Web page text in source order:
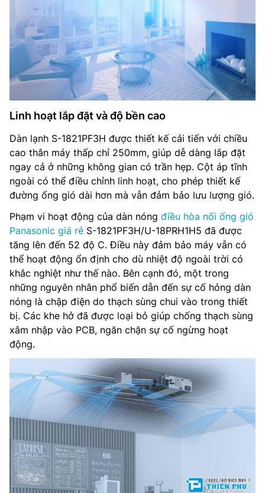
Linh hoạt lắp đặt và độ bền cao
Dàn lạnh S-1821PF3H được thiết kế cải tiến với chiều
cao thân máy thấp chỉ 250mm, giúp dễ dàng lắp đặt
ngay cả ở những không gian có trần hẹp. Cột áp tĩnh
ngoài có thể điều chỉnh linh hoạt, cho phép thiết kế
đường ống gió dài hơn mà vẫn đảm bảo lưu lượng gió.
Phạm vi hoạt động của dàn nóng điều hòa nối ống gió
Panasonic giá rẻ S-1821PF3H/U-18PRH1H5 đã được
tăng lên đến 52 độ C. Điều này đảm bảo máy vẫn có
thể hoạt động ổn định cho dù nhiệt độ ngoài trời có
khắc nghiệt như thế nào. Bên cạnh đó, một trong
những nguyên nhân phổ biến dẫn đến sự cố hỏng dàn
nóng là chập điện do thạch sùng chui vào trong thiết
bị. Các khe hở đã được loại bỏ giúp chống thạch sùng
xâm nhập vào PCB, ngăn chặn sự cố ngừng hoạt
động.